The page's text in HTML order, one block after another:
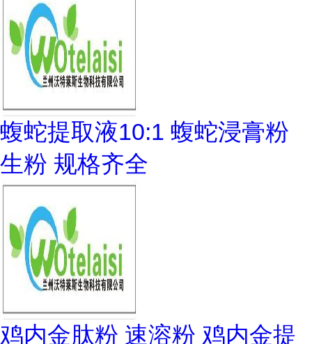
蝮蛇提取液10:1 蝮蛇浸膏粉
生粉 规格齐全
鸡内金肽粉 速溶粉 鸡内金提